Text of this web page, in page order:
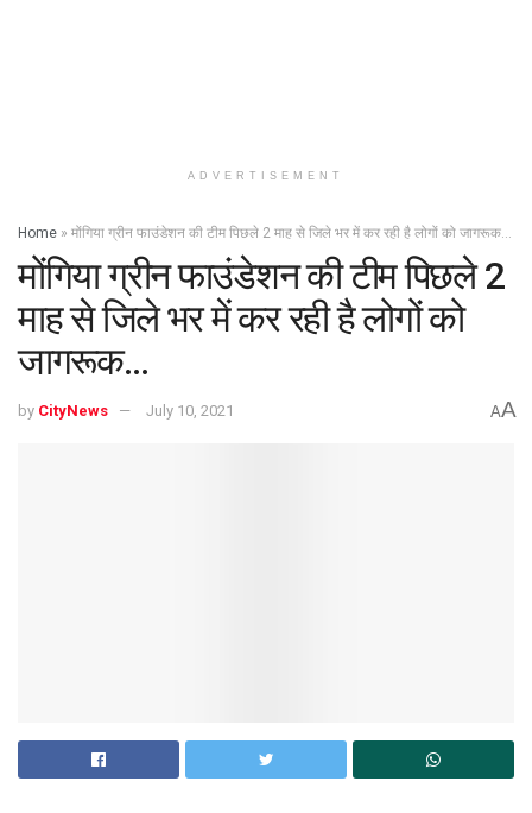
ADVERTISEMENT
Home » मोंगिया ग्रीन फाउंडेशन की टीम पिछले 2 माह से जिले भर में कर रही है लोगों को जागरूक…
मोंगिया ग्रीन फाउंडेशन की टीम पिछले 2
माह से जिले भर में कर रही है लोगों को
जागरूक…
by CityNews July 10, 2021 AA